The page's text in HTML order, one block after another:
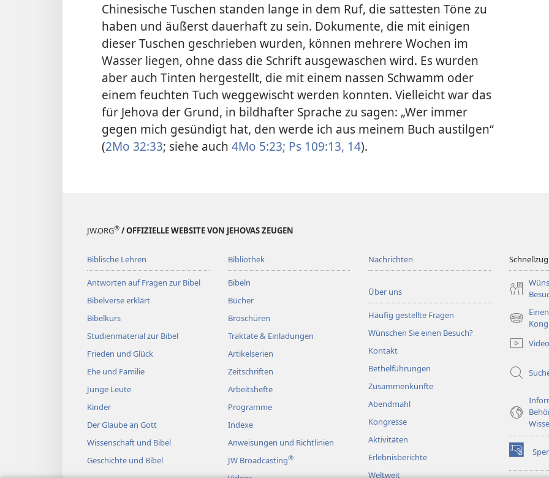
Chinesische Tuschen standen lange in dem Ruf, die sattesten Töne zu
haben und äußerst dauerhaft zu sein. Dokumente, die mit einigen
dieser Tuschen geschrieben wurden, können mehrere Wochen im
Wasser liegen, ohne dass die Schrift ausgewaschen wird. Es wurden
aber auch Tinten hergestellt, die mit einem nassen Schwamm oder
einem feuchten Tuch weggewischt werden konnten. Vielleicht war das
für Jehova der Grund, in bildhafter Sprache zu sagen: „Wer immer
gegen mich gesündigt hat, den werde ich aus meinem Buch austilgen“
(2Mo 32:33; siehe auch 4Mo 5:23; Ps 109:13, 14).
JW.ORG® / OFFIZIELLE WEBSITE VON JEHOVAS ZEUGEN
Biblische Lehren
Antworten auf Fragen zur Bibel
Bibelverse erklärt
Bibelkurs
Studienmaterial zur Bibel
Frieden und Glück
Ehe und Familie
Junge Leute
Kinder
Der Glaube an Gott
Wissenschaft und Bibel
Geschichte und Bibel
Bibliothek
Bibeln
Bücher
Broschüren
Traktate & Einladungen
Artikelserien
Zeitschriften
Arbeitshefte
Programme
Indexe
Anweisungen und Richtlinien
JW Broadcasting®
Nachrichten
Über uns
Häufig gestellte Fragen
Wünschen Sie einen Besuch?
Kontakt
Bethelführungen
Zusammenkünfte
Abendmahl
Kongresse
Aktivitäten
Erlebnisberichte
Weltweit
(öffnet
Fenster)
(öffnet
neues